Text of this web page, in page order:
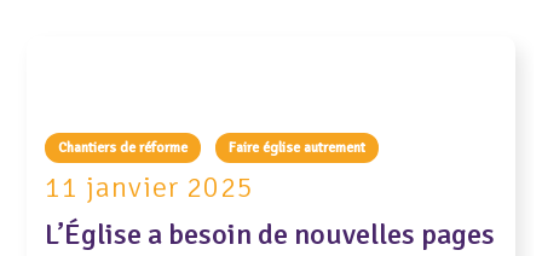
Chantiers de réforme Faire église autrement
11 janvier 2025
L’Église a besoin de nouvelles pages